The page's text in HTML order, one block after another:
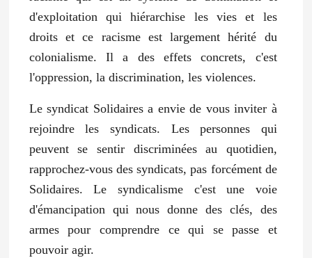
d'exploitation qui hiérarchise les vies et les
droits et ce racisme est largement hérité du
colonialisme. Il a des effets concrets, c'est
l'oppression, la discrimination, les violences.
Le syndicat Solidaires a envie de vous inviter à
rejoindre les syndicats. Les personnes qui
peuvent se sentir discriminées au quotidien,
rapprochez-vous des syndicats, pas forcément de
Solidaires. Le syndicalisme c'est une voie
d'émancipation qui nous donne des clés, des
armes pour comprendre ce qui se passe et
pouvoir agir.